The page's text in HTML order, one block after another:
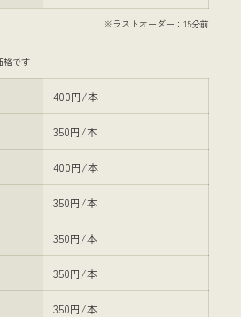
※ラストオーダー：15分前
格です
400円/本
350円/本
400円/本
350円/本
350円/本
350円/本
350円/本